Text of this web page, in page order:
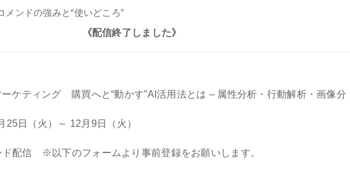
メンドの強みと“使いどころ”
《配信終了しました》
ティング 購買へと“動かす”AI活用法とは – 属性分析・行動解析・画像分
25日（火）～ 12月9日（火）
信 ※以下のフォームより事前登録をお願いします。